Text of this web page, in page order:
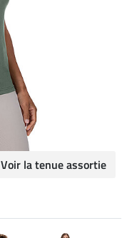
Voir la tenue assortie